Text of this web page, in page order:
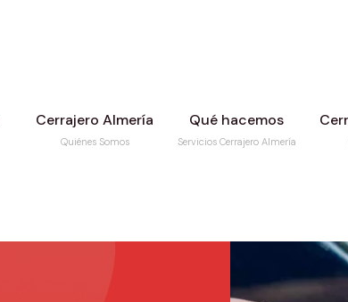
Cerrajero Almería
Quiénes Somos
Qué hacemos
Servicios Cerrajero Almería